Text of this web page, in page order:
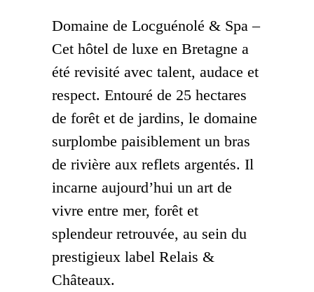
Domaine de Locguénolé & Spa –
Cet hôtel de luxe en Bretagne a
été revisité avec talent, audace et
respect. Entouré de 25 hectares
de forêt et de jardins, le domaine
surplombe paisiblement un bras
de rivière aux reflets argentés. Il
incarne aujourd’hui un art de
vivre entre mer, forêt et
splendeur retrouvée, au sein du
prestigieux label Relais &
Châteaux.